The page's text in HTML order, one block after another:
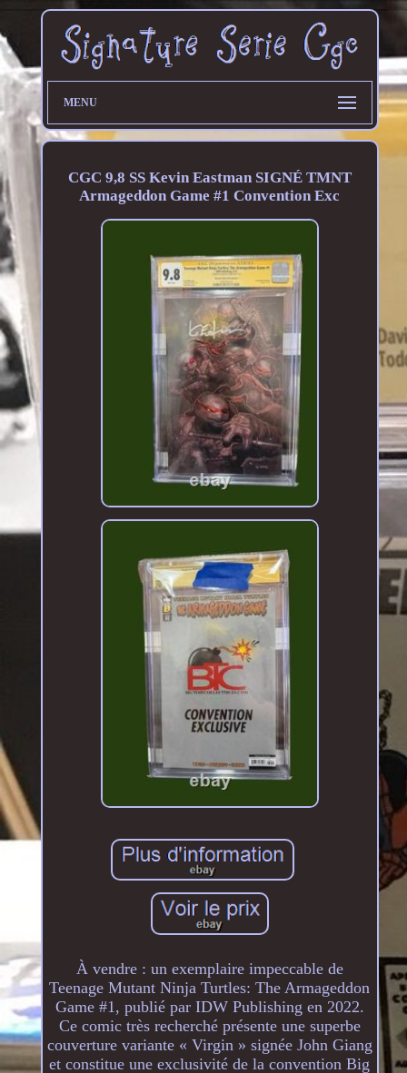
MENU
CGC 9,8 SS Kevin Eastman SIGNÉ TMNT
Armageddon Game #1 Convention Exc
À vendre : un exemplaire impeccable de
Teenage Mutant Ninja Turtles: The Armageddon
Game #1, publié par IDW Publishing en 2022.
Ce comic très recherché présente une superbe
couverture variante « Virgin » signée John Giang
et constitue une exclusivité de la convention Big